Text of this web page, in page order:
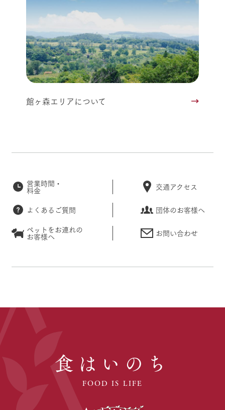
館ヶ森エリアについて
営業時間・
料金 交通アクセス
よくあるご質問
団体のお客様へ
ペットをお連れの
お客様へ お問い合わせ
食はいのち
FOOD IS LIFE